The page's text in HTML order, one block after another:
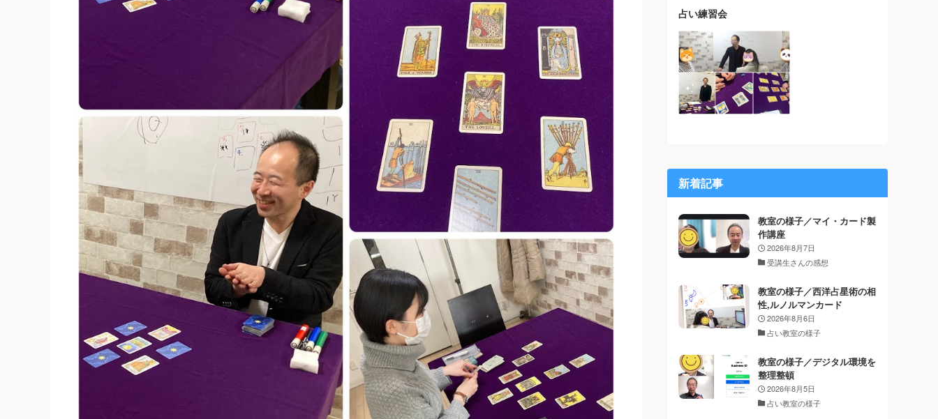
占い練習会
新着記事
教室の様子／マイ・カード製
作講座
2026年8月7日
受講生さんの感想
教室の様子／西洋占星術の相
性,ルノルマンカード
2026年8月6日
占い教室の様子
教室の様子／デジタル環境を
整理整頓
2026年8月5日
占い教室の様子